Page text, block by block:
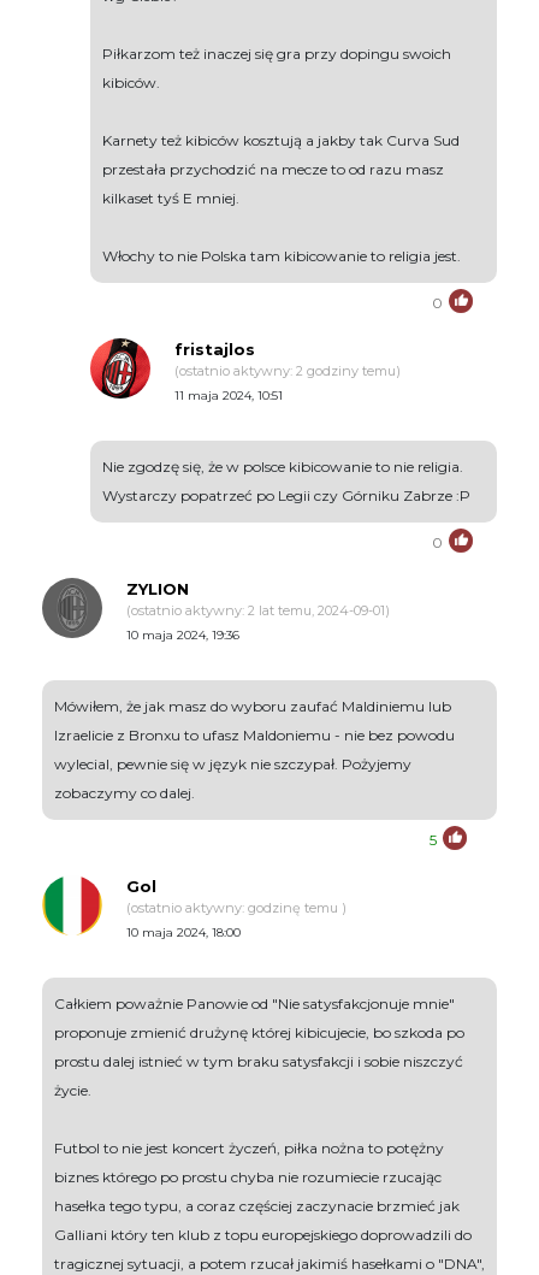
Piłkarzom też inaczej się gra przy dopingu swoich
kibiców.
Karnety też kibiców kosztują a jakby tak Curva Sud
przestała przychodzić na mecze to od razu masz
kilkaset tyś E mniej.
Włochy to nie Polska tam kibicowanie to religia jest.
0
fristajlos
(ostatnio aktywny: 2 godziny temu)
11 maja 2024, 10:51
Nie zgodzę się, że w polsce kibicowanie to nie religia.
Wystarczy popatrzeć po Legii czy Górniku Zabrze :P
0
ZYLION
(ostatnio aktywny: 2 lat temu, 2024-09-01)
10 maja 2024, 19:36
Mówiłem, że jak masz do wyboru zaufać Maldiniemu lub
Izraelicie z Bronxu to ufasz Maldoniemu - nie bez powodu
wylecial, pewnie się w język nie szczypał. Pożyjemy
zobaczymy co dalej.
5
Gol
(ostatnio aktywny: godzinę temu )
10 maja 2024, 18:00
Całkiem poważnie Panowie od "Nie satysfakcjonuje mnie"
proponuje zmienić drużynę której kibicujecie, bo szkoda po
prostu dalej istnieć w tym braku satysfakcji i sobie niszczyć
życie.
Futbol to nie jest koncert życzeń, piłka nożna to potężny
biznes którego po prostu chyba nie rozumiecie rzucając
hasełka tego typu, a coraz częściej zaczynacie brzmieć jak
Galliani który ten klub z topu europejskiego doprowadzili do
tragicznej sytuacji, a potem rzucał jakimiś hasełkami o "DNA",